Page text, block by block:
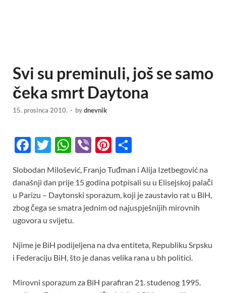
Svi su preminuli, još se samo
čeka smrt Daytona
15. prosinca 2010. - bydnevnik
F
e
b
o
o
k
T
itt
er
W
at
s
A
p
p
Vi
er
Pi
er
es
t
ar
e
Slobodan Milošević, Franjo Tuđman i Alija Izetbegović na
današnji dan prije 15 godina potpisali su u Elisejskoj palači
u Parizu – Daytonski sporazum, koji je zaustavio rat u BiH,
zbog čega se smatra jednim od najuspješnijih mirovnih
ugovora u svijetu.
Njime je BiH podijeljena na dva entiteta, Republiku Srpsku
i Federaciju BiH, što je danas velika rana u bh politici.
Mirovni sporazum za BiH parafiran 21. studenog 1995.